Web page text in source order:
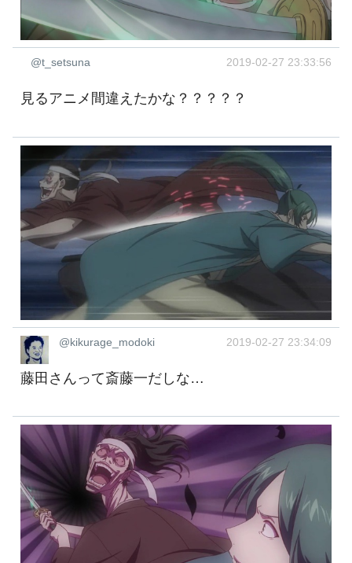
@t_setsuna 2019-02-27 23:33:56
見るアニメ間違えたかな？？？？？
@kikurage_modoki 2019-02-27 23:34:09
藤田さんって斎藤一だしな…